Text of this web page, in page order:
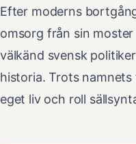
Efter moderns
omsorg från sin
välkänd svensk
historia. Trots
eget liv och roll